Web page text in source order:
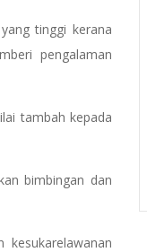
tinggi kerana
pengalaman
tambah kepada
bimbingan dan